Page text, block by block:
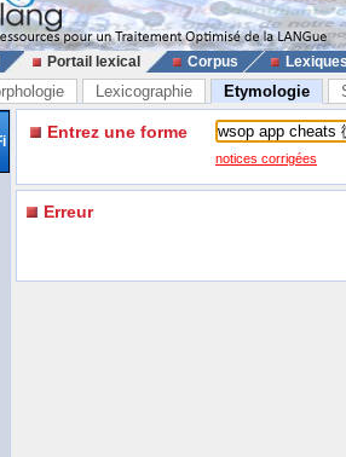
Portail lexical Corpus
Lexicographie Etymologie
Entrez une forme
notices corrigées
Erreur